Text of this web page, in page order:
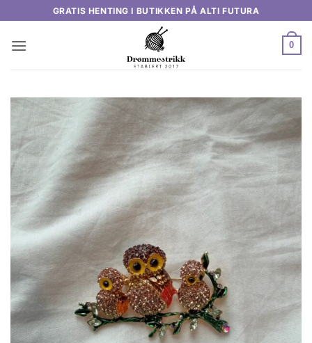
content
GRATIS HENTING I BUTIKKEN PÅ ALTI FUTURA
0